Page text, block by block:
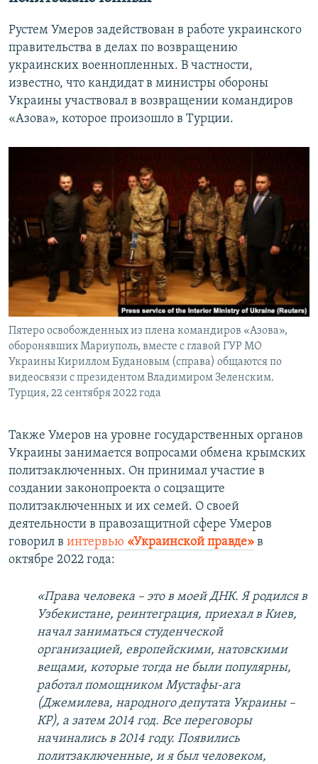
Рустем Умеров задействован в работе украинского
правительства в делах по возвращению
украинских военнопленных. В частности,
известно, что кандидат в министры обороны
Украины участвовал в возвращении командиров
«Азова», которое произошло в Турции.
Пятеро освобожденных из плена командиров «Азова»,
оборонявших Мариуполь, вместе с главой ГУР МО
Украины Кириллом Будановым (справа) общаются по
видеосвязи с президентом Владимиром Зеленским.
Турция, 22 сентября 2022 года
Также Умеров на уровне государственных органов
Украины занимается вопросами обмена крымских
политзаключенных. Он принимал участие в
создании законопроекта о соцзащите
политзаключенных и их семей. О своей
деятельности в правозащитной сфере Умеров
говорил в интервью «Украинской правде» в
октябре 2022 года:
«Права человека – это в моей ДНК. Я родился в
Узбекистане, реинтеграция, приехал в Киев,
начал заниматься студенческой
организацией, европейскими, натовскими
вещами, которые тогда не были популярны,
работал помощником Мустафы-ага
(Джемилева, народного депутата Украины –
КР), а затем 2014 год. Все переговоры
начинались в 2014 году. Появились
политзаключенные, и я был человеком,